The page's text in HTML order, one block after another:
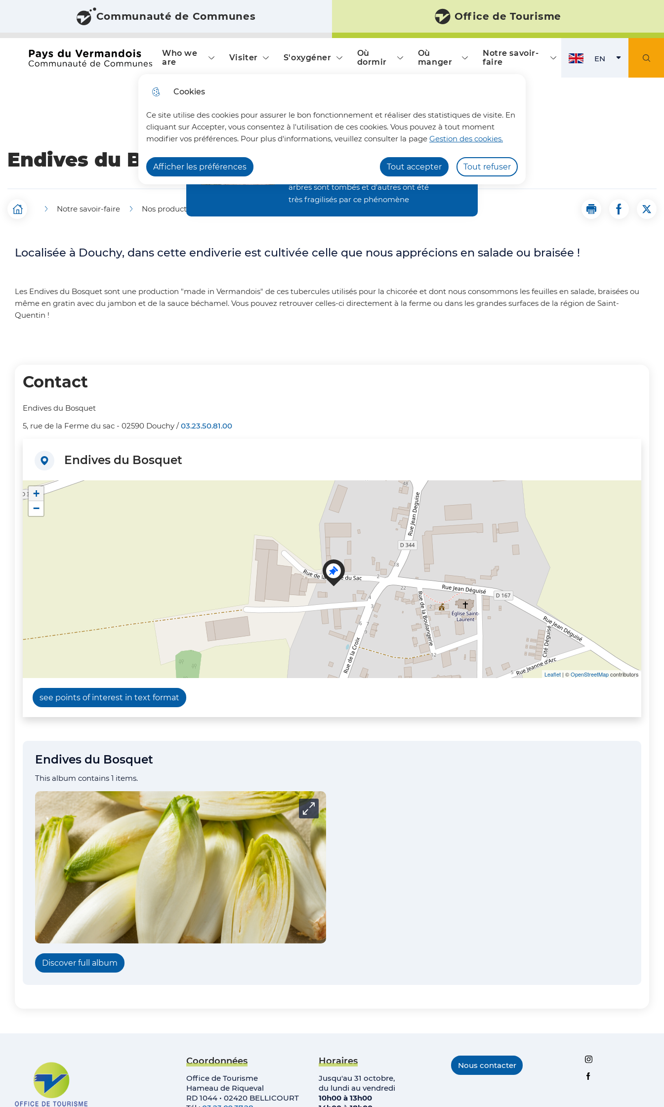
Cookies
Ce site utilise des cookies pour assurer le bon fonctionnement et réaliser des statistiques de visite. En
cliquant sur Accepter, vous consentez à l'utilisation de ces cookies. Vous pouvez à tout moment
modifier vos préférences. Pour plus d'informations, veuillez consulter la page Gestion des cookies.
Afficher les préférences Tout accepter Tout refuser
Skip to search Skip to main content
impraticables
Nous vous informons qu'en raison des
fin juin, nos chemins de randonnée
restent inaccessibles. De nombreux
arbres sont tombés et d'autres ont été
très fragilisés par ce phénomène
demandons donc un peu de patience
avant de retrouver nos sentiers dans un
Communauté de Communes Office de Tourisme
Office du tourisme du Pays du Vermandois
N
v
g
a
t
i
n
r
n
c
O
Who we
are
Visiter S'oxygéner
Où
dormir
Où
manger
Notre savoir-
faire
ENENGLISH ACTIVE
Endives du Bosquet
B
e
d
c
Home Notre savoir-faire Nos producteurs Print la page
Share the
Localisée à Douchy, dans cette endiverie est cultivée celle que nous apprécions en salade ou braisée !
Les Endives du Bosquet sont une production "made in Vermandois" de ces tubercules utilisés pour la chicorée et dont nous consommons les feuilles en salade, braisées ou
même en gratin avec du jambon et de la sauce béchamel. Vous pouvez retrouver celles-ci directement à la ferme ou dans les grandes surfaces de la région de Saint-
Quentin !
Contact
Endives du Bosquet
5, rue de la Ferme du sac - 02590 Douchy /03.23.50.81.00
Endives du Bosquet
+
−
Leaflet | ©OpenStreetMapcontributors
see points of interest in text format
Endives du Bosquet
This album contains 1 items.
Carrousel
Discover full album
Coordonnées
Office de Tourisme
Hameau de Riqueval
RD 1044 • 02420 BELLICOURT
Horaires
Jusqu'au 31 octobre,
du lundi au vendredi
10h00 à 13h00
Nous contacter
Instagram
Facebook